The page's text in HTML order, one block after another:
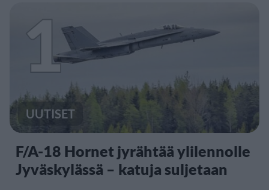
1
UUTISET
F/A-18 Hornet jyrähtää ylilennolle
Jyväskylässä – katuja suljetaan